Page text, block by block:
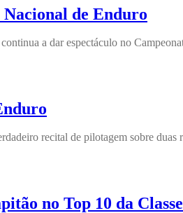
de Enduro
a dar espectáculo no
recital de pilotagem sobre duas
no Top 10 da